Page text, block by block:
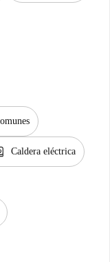
Caldera eléctrica